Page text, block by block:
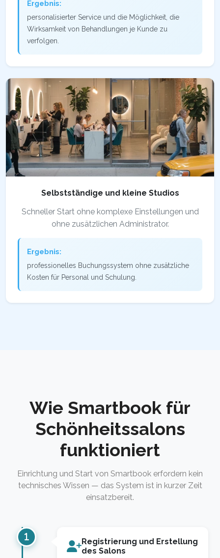
Ergebnis:
personalisierter Service und die Möglichkeit, die
Wirksamkeit von Behandlungen je Kunde zu
verfolgen.
Selbstständige und kleine Studios
Schneller Start ohne komplexe Einstellungen und
ohne zusätzlichen Administrator.
Ergebnis:
professionelles Buchungssystem ohne zusätzliche
Kosten für Personal und Schulung.
Wie Smartbook für
Schönheitssalons
funktioniert
Einrichtung und Start von Smartbook erfordern kein
technisches Wissen — das System ist in kurzer Zeit
einsatzbereit.
Registrierung und Erstellung
des Salons